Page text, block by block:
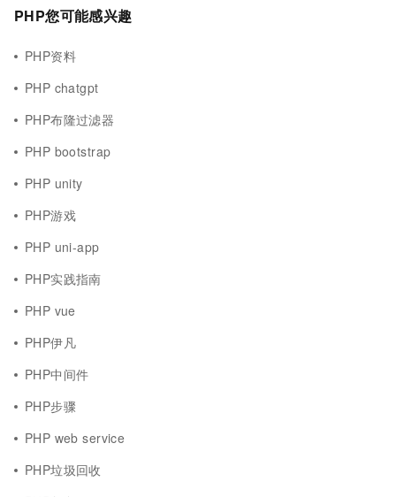
PHP您可能感兴趣
PHP资料
PHP chatgpt
PHP布隆过滤器
PHP bootstrap
PHP unity
PHP游戏
PHP uni-app
PHP实践指南
PHP vue
PHP伊凡
PHP中间件
PHP步骤
PHP web service
PHP垃圾回收